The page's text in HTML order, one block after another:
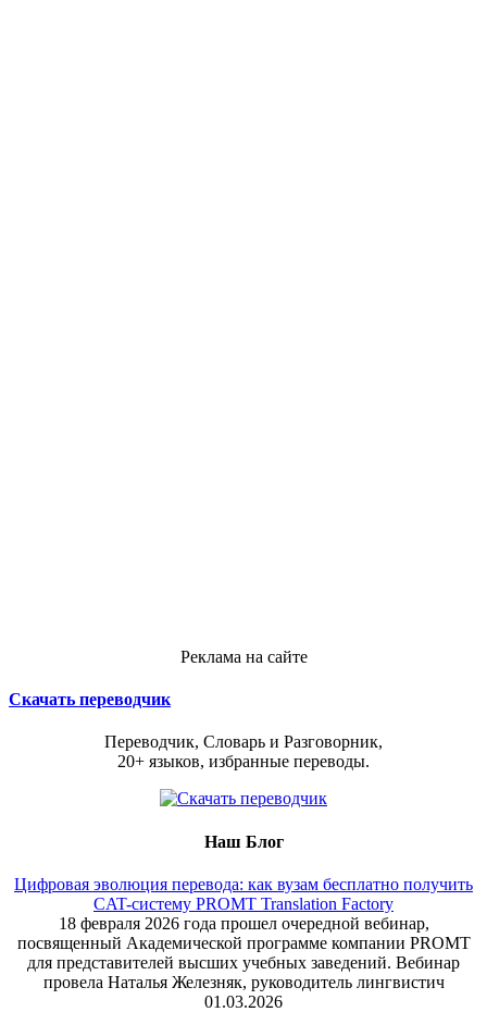
Реклама на сайте
Скачать переводчик
Переводчик, Словарь и Разговорник,
20+ языков, избранные переводы.
Наш Блог
Цифровая эволюция перевода: как вузам бесплатно получить
CAT-систему PROMT Translation Factory
18 февраля 2026 года прошел очередной вебинар,
посвященный Академической программе компании PROMT
для представителей высших учебных заведений. Вебинар
провела Наталья Железняк, руководитель лингвистич
01.03.2026